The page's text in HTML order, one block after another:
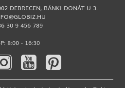
DEBRECEN, BÁNKI DONÁT U 3.
30 9 456 789
8:00 - 16:30